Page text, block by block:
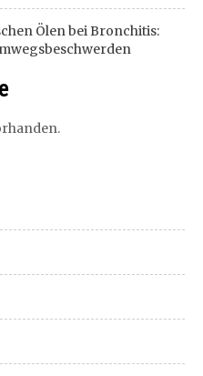
Ölen bei Bronchitis: